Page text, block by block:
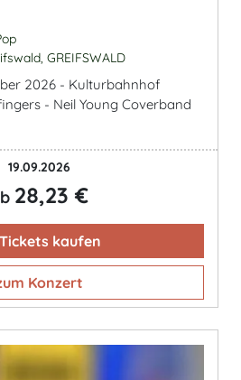
GREIFSWALD
2026 - Kulturbahnhof
- Neil Young Coverband
19.09.2026
28,23 €
Tickets kaufen
Konzert